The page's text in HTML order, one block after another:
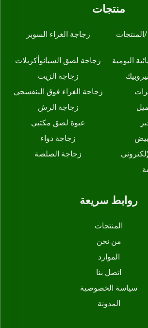
منتجات
المنتجات
زجاجة الغراء السوبر
اليومية
زجاجة لصق السيانوأكريلات
زجاجة الزيت
زجاجة الغراء فوق البنفسجي
زجاجة الرش
عبوة لصق مكتبي
زجاجة دواء
زجاجة الصلصة
روابط سريعة
المنتجات
من نحن
الموارد
اتصل بنا
سياسة الخصوصية
المدونة